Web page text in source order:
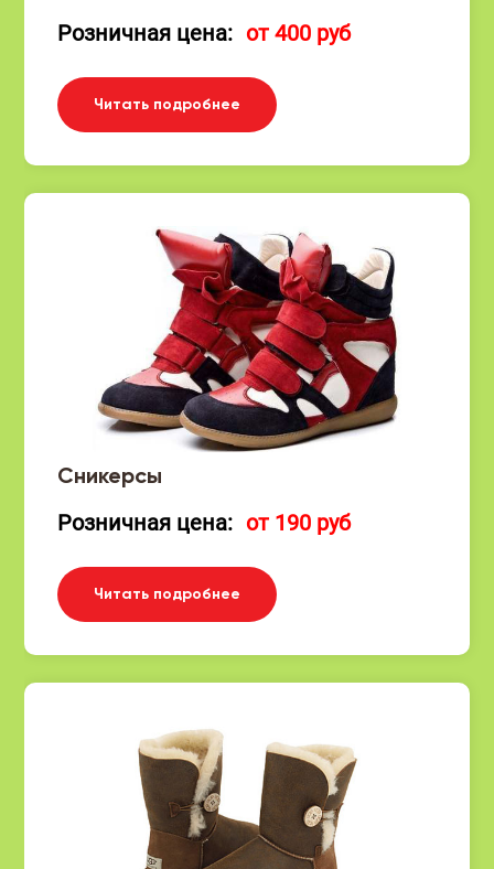
Розничная цена: от 400 руб
Читать подробнее
Сникерсы
Розничная цена: от 190 руб
Читать подробнее